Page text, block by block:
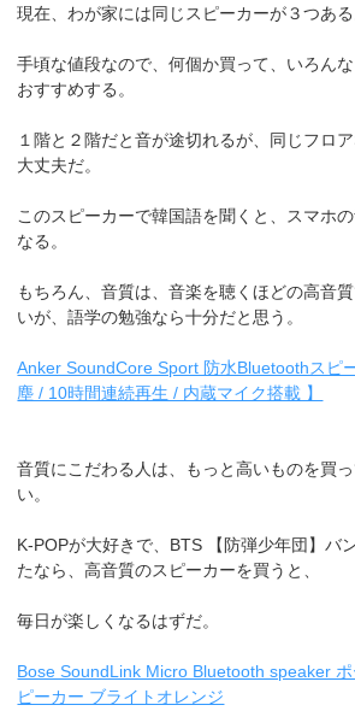
現在、わが家には同じスピーカーが３つある
手頃な値段なので、何個か買って、いろん
おすすめする。
１階と２階だと音が途切れるが、同じフロ
大丈夫だ。
このスピーカーで韓国語を聞くと、スマホ
なる。
もちろん、音質は、音楽を聴くほどの高音
いが、語学の勉強なら十分だと思う。
Anker SoundCore Sport 防水Bluetoothスピ
塵 / 10時間連続再生 / 内蔵マイク搭載 】
音質にこだわる人は、もっと高いものを買
い。
K-POPが大好きで、BTS 【防弾少年団】バ
たなら、高音質のスピーカーを買うと、
毎日が楽しくなるはずだ。
Bose SoundLink Micro Bluetooth speaker
ピーカー ブライトオレンジ